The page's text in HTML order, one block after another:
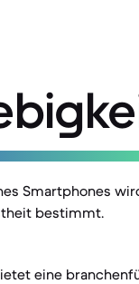
Smartphones
bestimmt.
eine